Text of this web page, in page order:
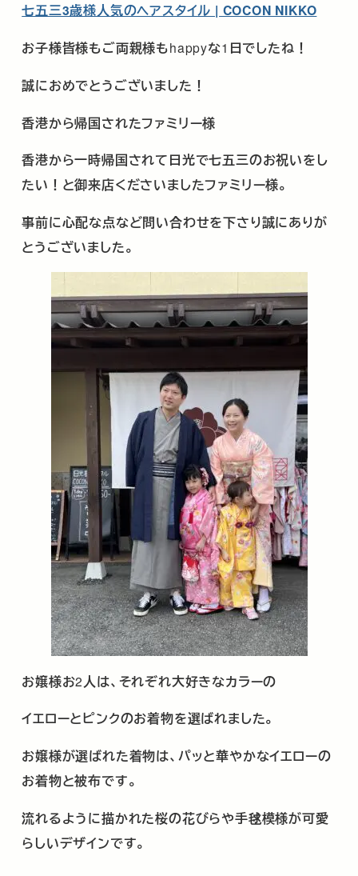
七五三3歳様人気のヘアスタイル | COCON NIKKO
お子様皆様もご両親様もhappyな1 日でしたね！
誠におめでとうございました！
香港から帰国されたファミリー様
香港から一時帰国されて日光で七五三のお祝いをし
たい！と御来店くださいましたファミリー様。
事前に心配な点など問い合わせを下さり誠にありが
とうございました。
お嬢様お2 人は、それぞれ大好きなカラーの
イエローとピンクのお着物を選ばれました。
お嬢様が選ばれた着物は、パッと華やかなイエローの
お着物と被布です。
流れるように描かれた桜の花びらや手毬模様が可愛
らしいデザインです。